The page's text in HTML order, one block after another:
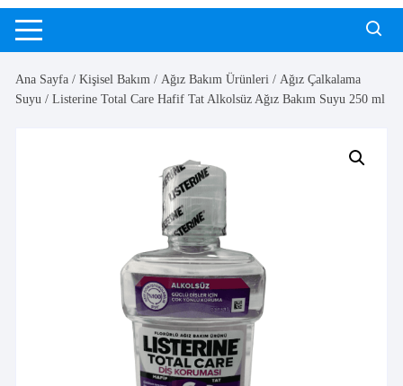
Ana Sayfa /Kişisel Bakım /Ağız Bakım Ürünleri /Ağız Çalkalama
Suyu / Listerine Total Care Hafif Tat Alkolsüz Ağız Bakım Suyu 250 ml